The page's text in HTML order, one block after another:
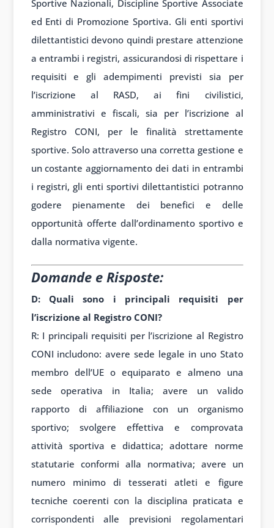
Sportive Nazionali, Discipline Sportive Associate
ed Enti di Promozione Sportiva. Gli enti sportivi
dilettantistici devono quindi prestare attenzione
a entrambi i registri, assicurandosi di rispettare i
requisiti e gli adempimenti previsti sia per
l’iscrizione al RASD, ai fini civilistici,
amministrativi e fiscali, sia per l’iscrizione al
Registro CONI, per le finalità strettamente
sportive. Solo attraverso una corretta gestione e
un costante aggiornamento dei dati in entrambi
i registri, gli enti sportivi dilettantistici potranno
godere pienamente dei benefici e delle
opportunità offerte dall’ordinamento sportivo e
dalla normativa vigente.
Domande e Risposte:
D: Quali sono i principali requisiti per
l’iscrizione al Registro CONI?
R: I principali requisiti per l’iscrizione al Registro
CONI includono: avere sede legale in uno Stato
membro dell’UE o equiparato e almeno una
sede operativa in Italia; avere un valido
rapporto di affiliazione con un organismo
sportivo; svolgere effettiva e comprovata
attività sportiva e didattica; adottare norme
statutarie conformi alla normativa; avere un
numero minimo di tesserati atleti e figure
tecniche coerenti con la disciplina praticata e
corrispondenti alle previsioni regolamentari